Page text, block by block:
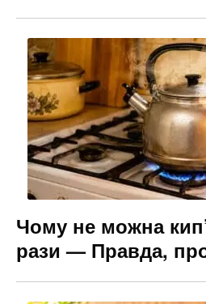
Чому не можна
рази — Правда,